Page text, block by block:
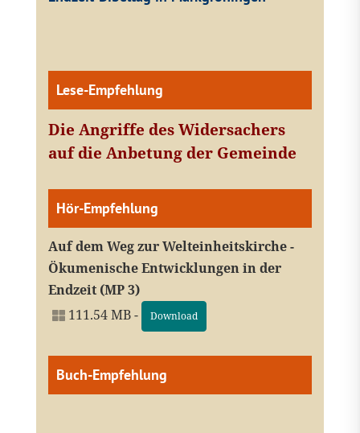
Lese-Empfehlung
Die Angriffe des Widersachers
auf die Anbetung der Gemeinde
Hör-Empfehlung
Auf dem Weg zur Welteinheitskirche -
Ökumenische Entwicklungen in der
Endzeit (MP 3)
111.54 MB -
Download
Buch-Empfehlung